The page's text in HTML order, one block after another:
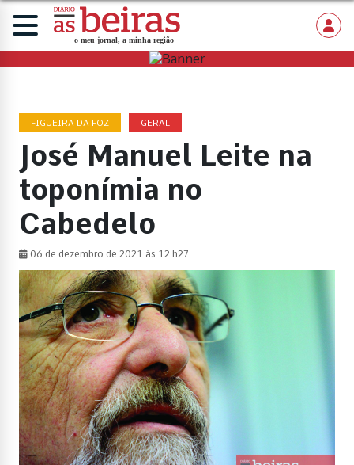
FIGUEIRA DA FOZ GERAL
José Manuel Leite na
toponímia no
Cabedelo
06 de dezembro de 2021 às 12 h27